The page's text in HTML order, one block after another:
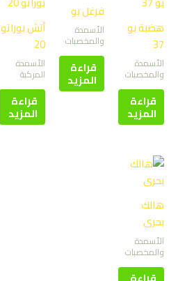
هضبة بو
37
الأسمدة
والمخصبات
قراءة
المزيد
فرغل بو
الأسمدة
والمخصبات
قراءة
المزيد
أتش بوراتو
20
الأسمدة
المركبة
قراءة
المزيد
هالك
بحرى
الأسمدة
والمخصبات